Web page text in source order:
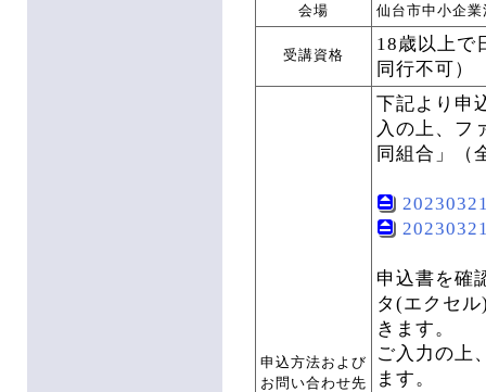
会場 仙台市中小企
受講資格
18歳以上で
同行不可）
申込方法および
お問い合わせ先
下記より申
入の上、フ
同組合」（
申込書を確
タ(エクセ
きます。
ご入力の上
ます。